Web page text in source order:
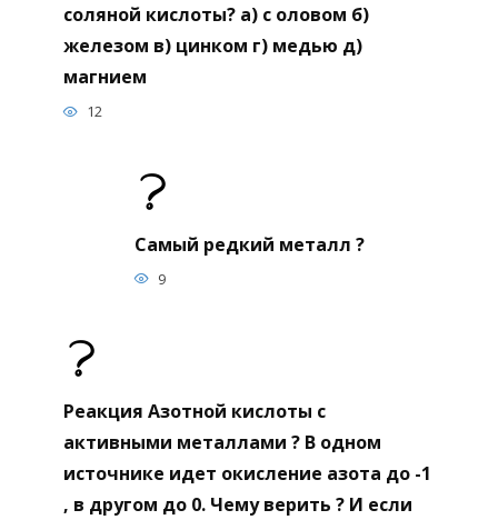
соляной кислоты? а) с оловом б)
железом в) цинком г) медью д)
магнием
12
Самый редкий металл ?
9
Реакция Азотной кислоты с
активными металлами ? В одном
источнике идет окисление азота до -1
, в другом до 0. Чему верить ? И если